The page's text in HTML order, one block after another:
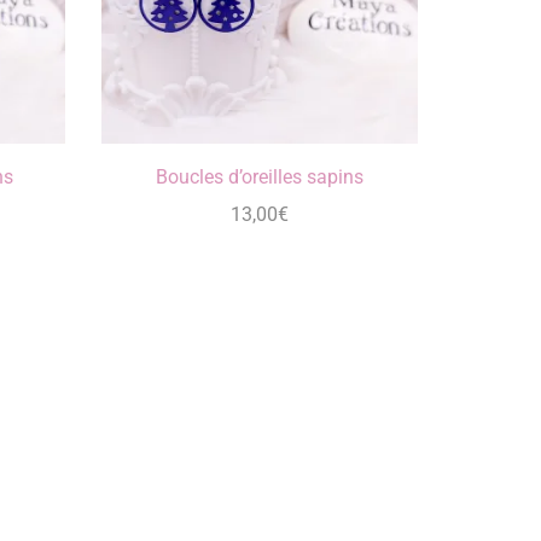
Boucles d’oreilles sapins
13,00€